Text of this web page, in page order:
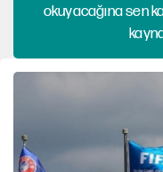
okuyacağına sen